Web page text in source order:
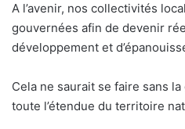
A l’avenir, nos collectivités
gouvernées afin de devenir
développement et
Cela ne saurait se faire sans
toute l’étendue du territoire